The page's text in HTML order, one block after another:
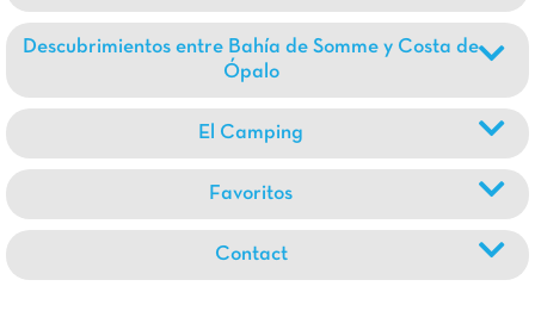
Descubrimientos entre Bahía de Somme y Costa de
Ópalo
El Camping
Favoritos
Contact